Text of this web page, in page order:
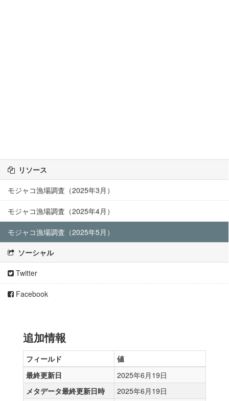
リソース
モジャコ漁場調査（2025年3月）
モジャコ漁場調査（2025年4月）
モジャコ漁場調査（2025年5月）
ソーシャル
Twitter
Facebook
追加情報
フィールド
値
最終更新日
2025年6月19日
メタデータ最終更新日時
2025年6月19日